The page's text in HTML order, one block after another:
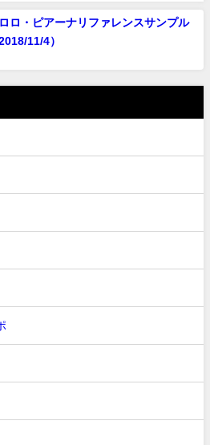
ロ・ピアーナリファレンスサンプル
11/4）